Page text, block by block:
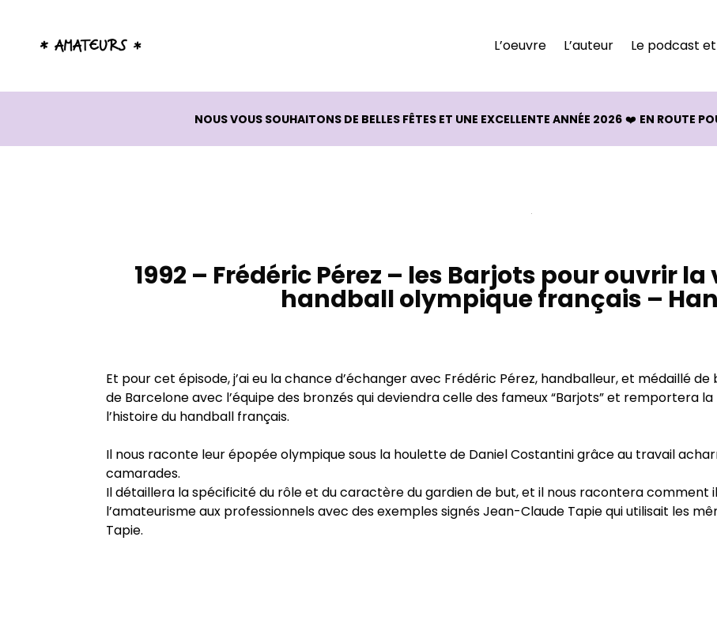
L’oeuvre L’auteur Le podcast
NOUS VOUS SOUHAITONS DE BELLES FÊTES ET UNE EXCELLENTE ANNÉE 2026 ❤️ EN ROUTE
1992 – Frédéric Pérez – les Barjots pour ouvrir
handball olympique français –
Et pour cet épisode, j’ai eu la chance d’échanger avec Frédéric Pérez, handballeur, et médaillé de
de Barcelone avec l’équipe des bronzés qui deviendra celle des fameux “Barjots” et remportera
l’histoire du handball français.
Il nous raconte leur épopée olympique sous la houlette de Daniel Costantini grâce au travail
camarades.
Il détaillera la spécificité du rôle et du caractère du gardien de but, et il nous racontera comment
l’amateurisme aux professionnels avec des exemples signés Jean-Claude Tapie qui utilisait les
Tapie.